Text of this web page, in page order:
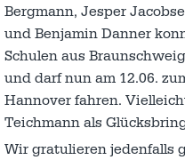
Bergmann, Jesper
und Benjamin Danner
Schulen aus
und darf nun am 12.06.
Hannover fahren.
Teichmann als
Wir gratulieren jedenfalls